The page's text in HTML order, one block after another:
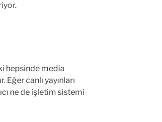
hepsinde media
canlı yayınları
ne de işletim sistemi